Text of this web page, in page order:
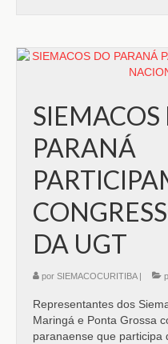
SIEMACOS
PARANÁ
DA UGT
por SIEMACOCURITIBA|
Representantes dos
Maringá e Ponta Grossa
paranaense que participa